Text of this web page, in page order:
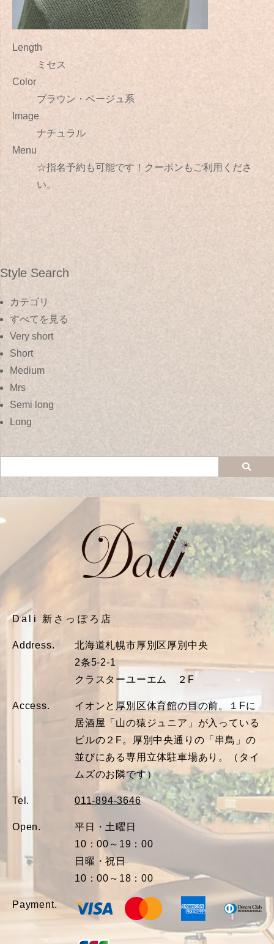
Length
ミセス
Color
ブラウン・ベージュ系
Image
ナチュラル
Menu
☆指名予約も可能です！クーポンもご利用くださ
い。
Style Search
カテゴリ
すべてを見る
Very short
Short
Medium
Mrs
Semi long
Long
Dali 新さっぽろ店
Address.
北海道札幌市厚別区厚別中央
2条5-2-1
クラスターユーエム ２F
Access.
イオンと厚別区体育館の目の前。１Fに
居酒屋「山の猿ジュニア」が入っている
ビルの２F。厚別中央通りの「串鳥」の
並びにある専用立体駐車場あり。（タイ
ムズのお隣です）
Tel. 011-894-3646
Open.
平日・土曜日
10：00～19：00
日曜・祝日
10：00～18：00
Payment.